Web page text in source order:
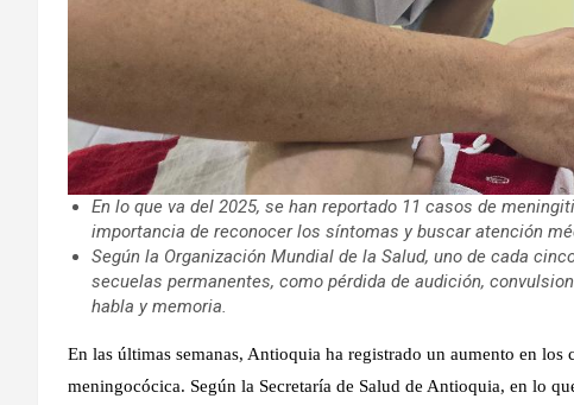
En lo que va del 2025, se han reportado 11 casos de
importancia de reconocer los síntomas y buscar atención
Según la Organización Mundial de la Salud, uno de cada
secuelas permanentes, como pérdida de audición,
habla y memoria.
En las últimas semanas, Antioquia ha registrado un aumento en los
meningocócica. Según la Secretaría de Salud de Antioquia, en lo